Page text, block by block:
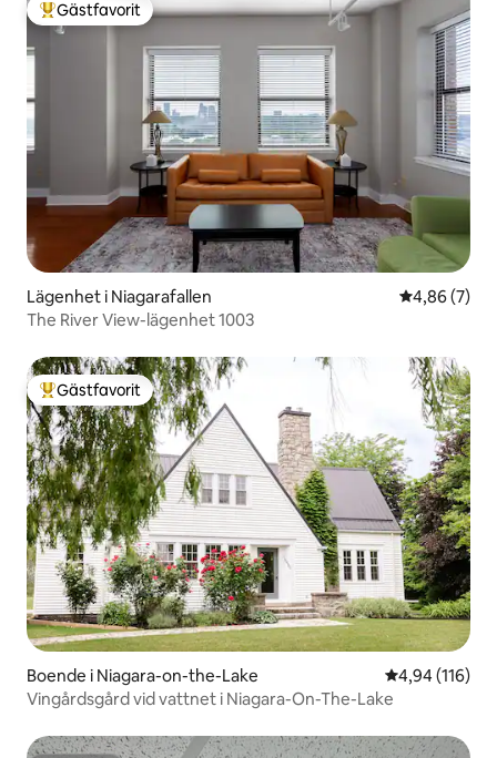
Populär gästfavorit
Gästfavorit
Lägenhet i Niagarafallen 4,86 av 5 i
4,86 (7)
The River View-lägenhet 1003
Populär gästfavorit
Gästfavorit
Boende i Niagara-on-the-Lake 4,94 av 5 i
4,94 (116)
Vingårdsgård vid vattnet i Niagara-On-The-Lake